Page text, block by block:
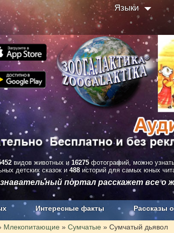
Языки
видов животных и 16275 фотографий, можно
детских сказок и 488 историй для самых юных
портал расскажет все
Интересные факты Рассказы
без рекламы О
Млекопитающие » Сумчатые » Сумчатый дьявол